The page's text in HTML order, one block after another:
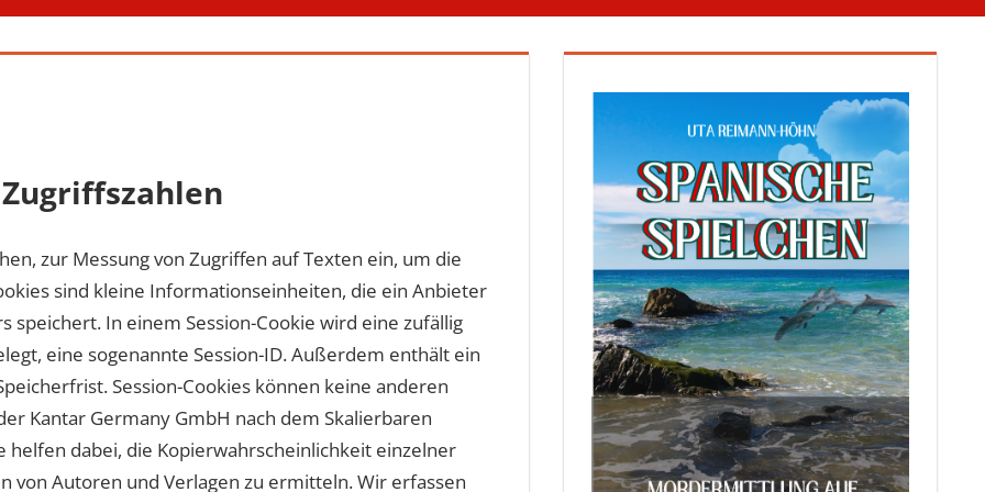
zur Messung von Zugriffen auf Texten ein, um die
sind kleine Informationseinheiten, die ein Anbieter
In einem Session-Cookie wird eine zufällig
eine sogenannte Session-ID. Außerdem enthält ein
Session-Cookies können keine anderen
Kantar Germany GmbH nach dem Skalierbaren
dabei, die Kopierwahrscheinlichkeit einzelner
von Autoren und Verlagen zu ermitteln. Wir erfassen